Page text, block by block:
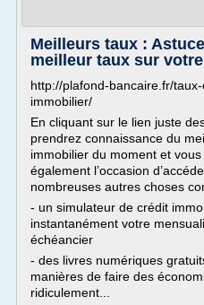
Meilleurs taux :
meilleur taux sur
http://plafond-bancaire.fr/
immobilier/
En cliquant sur le lien juste
prendrez connaissance du
immobilier du moment et
également l’occasion
nombreuses autres choses
- un simulateur de crédit
instantanément votre
échéancier
- des livres numériques
manières de faire des
ridiculement...